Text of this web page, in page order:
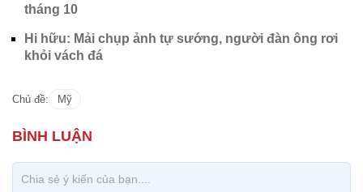
tháng 10
Hi hữu: Mải chụp ảnh tự sướng, người đàn ông rơi
khỏi vách đá
Chủ đề: Mỹ